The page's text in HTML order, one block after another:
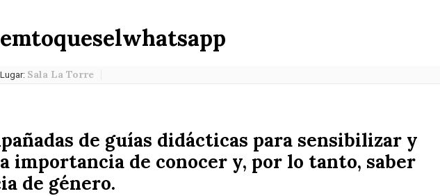
Lugar: Sala La Torre
de guías didácticas para sensibilizar y
importancia de conocer y, por lo tanto, saber
de género.